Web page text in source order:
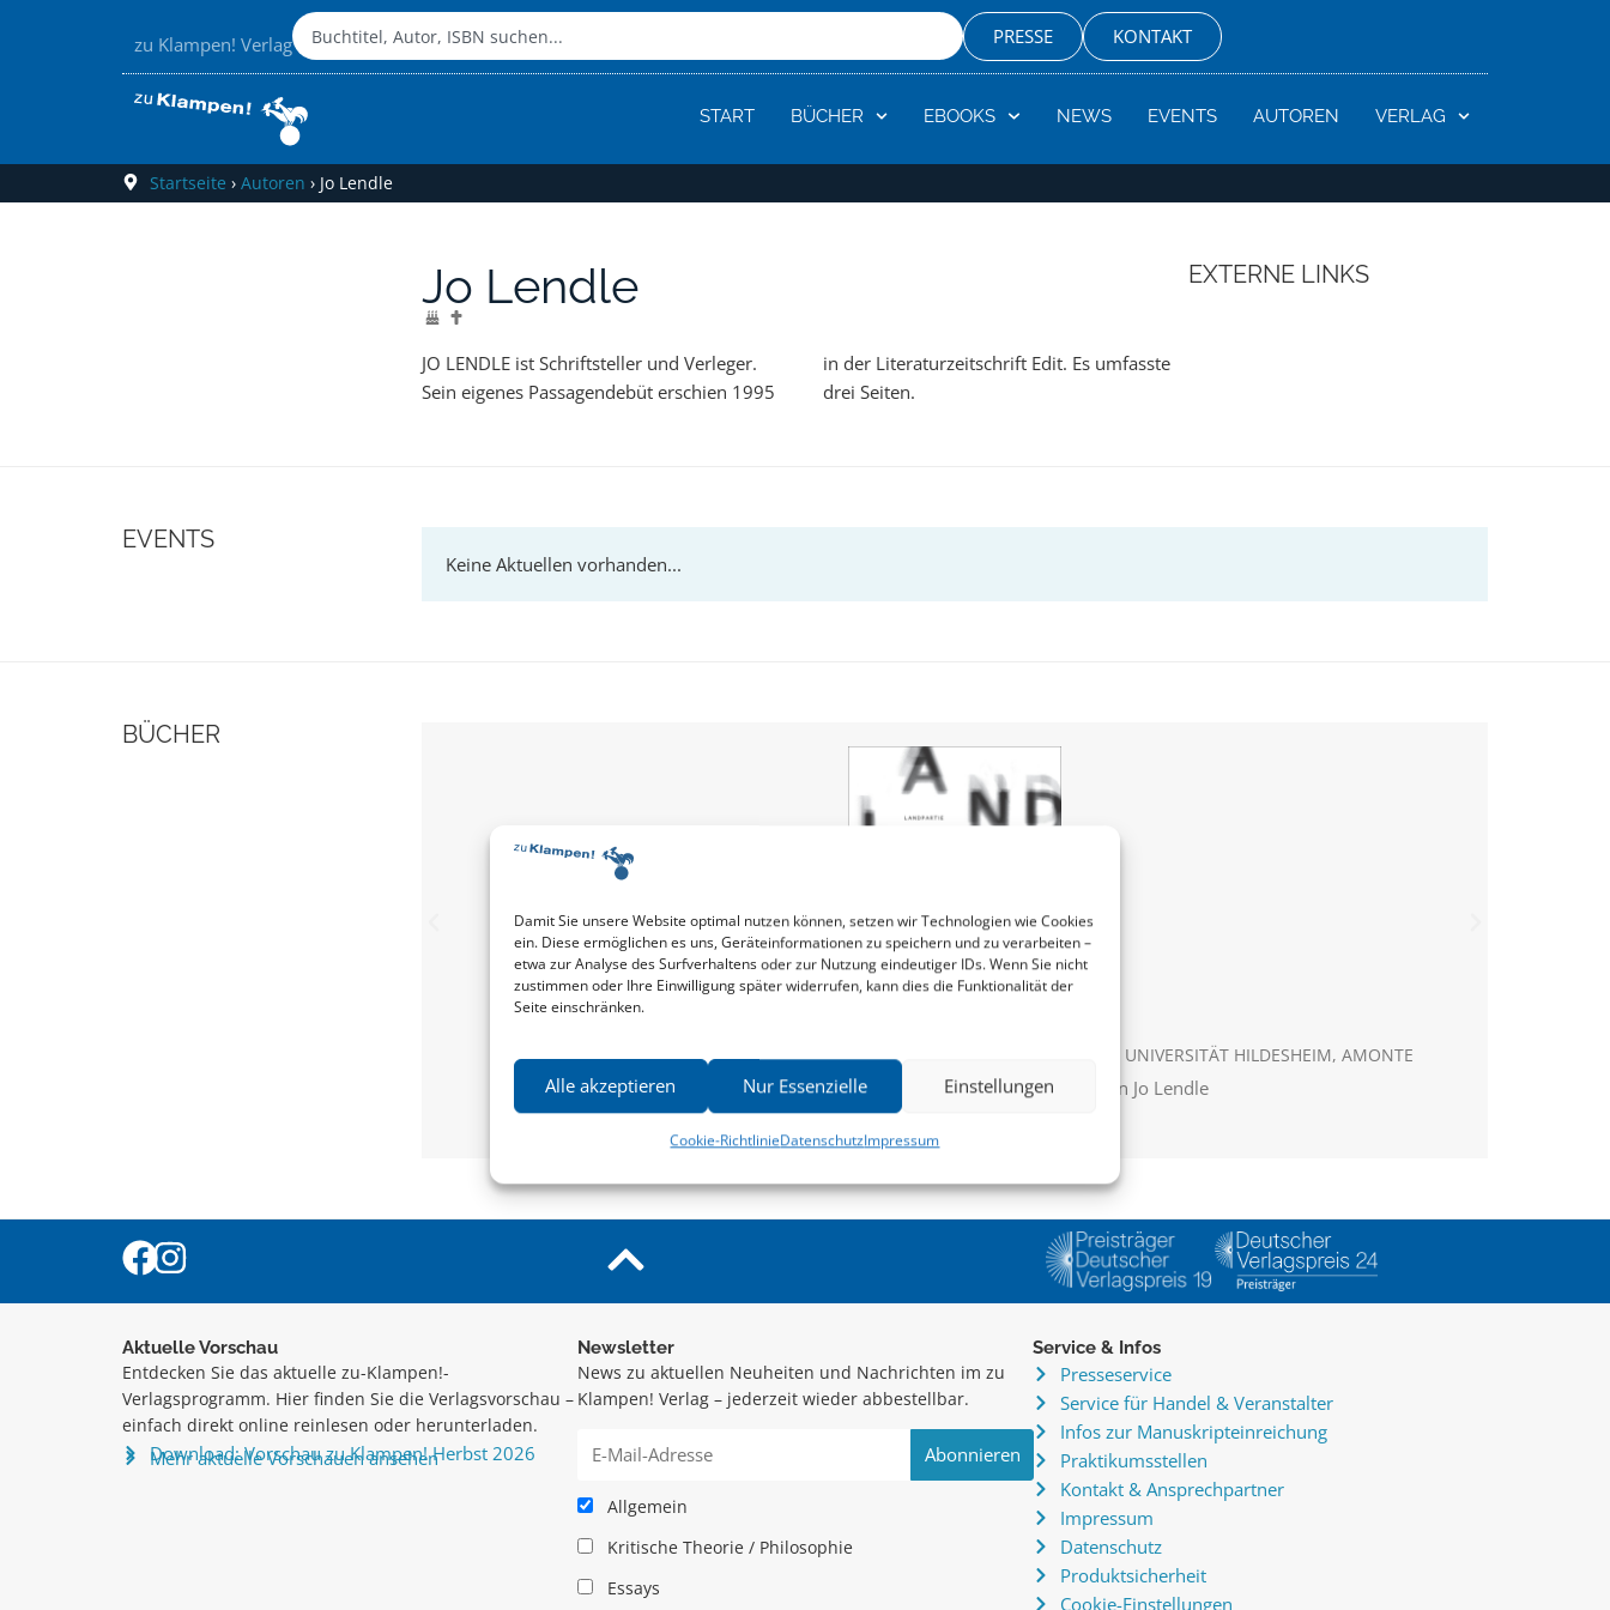
Damit Sie unsere Website optimal nutzen können, setzen wir Technologien wie Cookies
ein. Diese ermöglichen es uns, Geräteinformationen zu speichern und zu verarbeiten –
etwa zur Analyse des Surfverhaltens oder zur Nutzung eindeutiger IDs. Wenn Sie nicht
zustimmen oder Ihre Einwilligung später widerrufen, kann dies die Funktionalität der
Seite einschränken.
Alle akzeptieren Nur Essenzielle Einstellungen
Cookie-RichtlinieDatenschutzImpressum
zu Klampen! Verlag PRESSE KONTAKT
START BÜCHER EBOOKS NEWS EVENTS AUTOREN VERLAG
Startseite › Autoren › Jo Lendle
Jo Lendle
JO LENDLE ist Schriftsteller und Verleger.
Sein eigenes Passagendebüt erschien 1995
in der Literaturzeitschrift Edit. Es umfasste
drei Seiten.
EXTERNE LINKS
EVENTS
BÜCHER
INSTITUT FÜR LITERARISCHES SCHREIBEN UND LITERATURWISSENSCHAFT DER UNIVERSITÄT HILDESHEIM, AMONTE
SCHRÖDER-JÜRSS
und mehr
Landpartie 15
Eine literarische Werkschau. Mit einem Vorwort von Jo Lendle
Aktuelle Vorschau
Entdecken Sie das aktuelle zu-Klampen!-
Verlagsprogramm. Hier finden Sie die Verlagsvorschau –
einfach direkt online reinlesen oder herunterladen.
Download: Vorschau zu Klampen! Herbst 2026
Mehr aktuelle Vorschauen ansehen
Newsletter
News zu aktuellen Neuheiten und Nachrichten im zu
Klampen! Verlag – jederzeit wieder abbestellbar.
Allgemein
Kritische Theorie / Philosophie
Essays
Service & Infos
Presseservice
Service für Handel & Veranstalter
Infos zur Manuskripteinreichung
Praktikumsstellen
Kontakt & Ansprechpartner
Impressum
Datenschutz
Produktsicherheit
Cookie-Einstellungen